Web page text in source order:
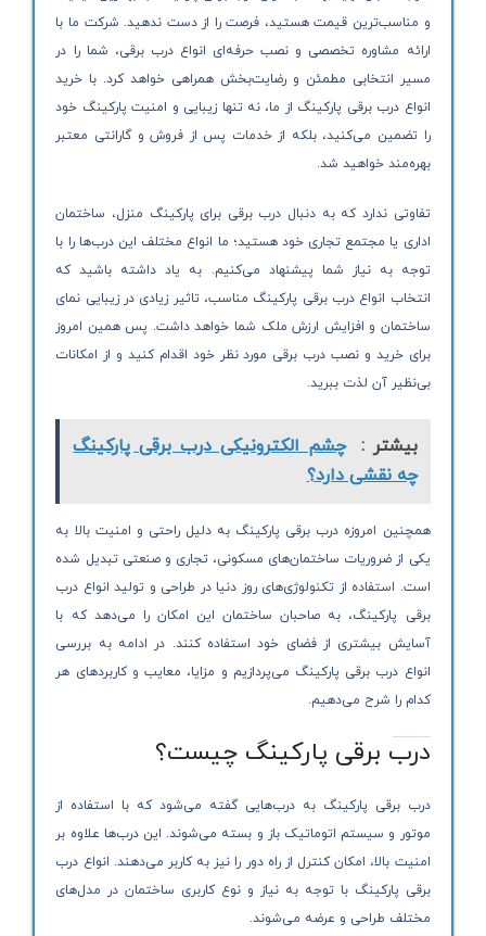
و مناسب‌ترین قیمت هستید، فرصت را از دست ندهید. شرکت ما با
ارائه مشاوره تخصصی و نصب حرفه‌ای انواع درب برقی، شما را در
مسیر انتخابی مطمئن و رضایت‌بخش همراهی خواهد کرد. با خرید
انواع درب برقی پارکینگ از ما، نه تنها زیبایی و امنیت پارکینگ خود
را تضمین می‌کنید، بلکه از خدمات پس از فروش و گارانتی معتبر
بهره‌مند خواهید شد.
تفاوتی ندارد که به دنبال درب برقی برای پارکینگ منزل، ساختمان
اداری یا مجتمع تجاری خود هستید؛ ما انواع مختلف این درب‌ها را با
توجه به نیاز شما پیشنهاد می‌کنیم. به یاد داشته باشید که
انتخاب انواع درب برقی پارکینگ مناسب، تاثیر زیادی در زیبایی نمای
ساختمان و افزایش ارزش ملک شما خواهد داشت. پس همین امروز
برای خرید و نصب درب برقی مورد نظر خود اقدام کنید و از امکانات
بی‌نظیر آن لذت ببرید.
بیشتر :
چشم الکترونیکی درب برقی پارکینگ
چه نقشی دارد؟
همچنین امروزه درب برقی پارکینگ به دلیل راحتی و امنیت بالا به
یکی از ضروریات ساختمان‌های مسکونی، تجاری و صنعتی تبدیل شده
است. استفاده از تکنولوژی‌های روز دنیا در طراحی و تولید انواع درب
برقی پارکینگ، به صاحبان ساختمان این امکان را می‌دهد که با
آسایش بیشتری از فضای خود استفاده کنند. در ادامه به بررسی
انواع درب برقی پارکینگ می‌پردازیم و مزایا، معایب و کاربردهای هر
کدام را شرح می‌دهیم.
درب برقی پارکینگ چیست؟
درب برقی پارکینگ به درب‌هایی گفته می‌شود که با استفاده از
موتور و سیستم اتوماتیک باز و بسته می‌شوند. این درب‌ها علاوه بر
امنیت بالا، امکان کنترل از راه دور را نیز به کاربر می‌دهند. انواع درب
برقی پارکینگ با توجه به نیاز و نوع کاربری ساختمان در مدل‌های
مختلف طراحی و عرضه می‌شوند.